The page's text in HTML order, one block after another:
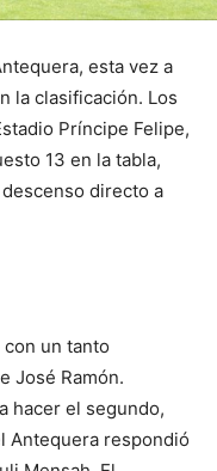
esta vez a
la clasificación. Los
Príncipe Felipe,
13 en la tabla,
descenso directo a
un tanto
José Ramón.
hacer el segundo,
Antequera respondió